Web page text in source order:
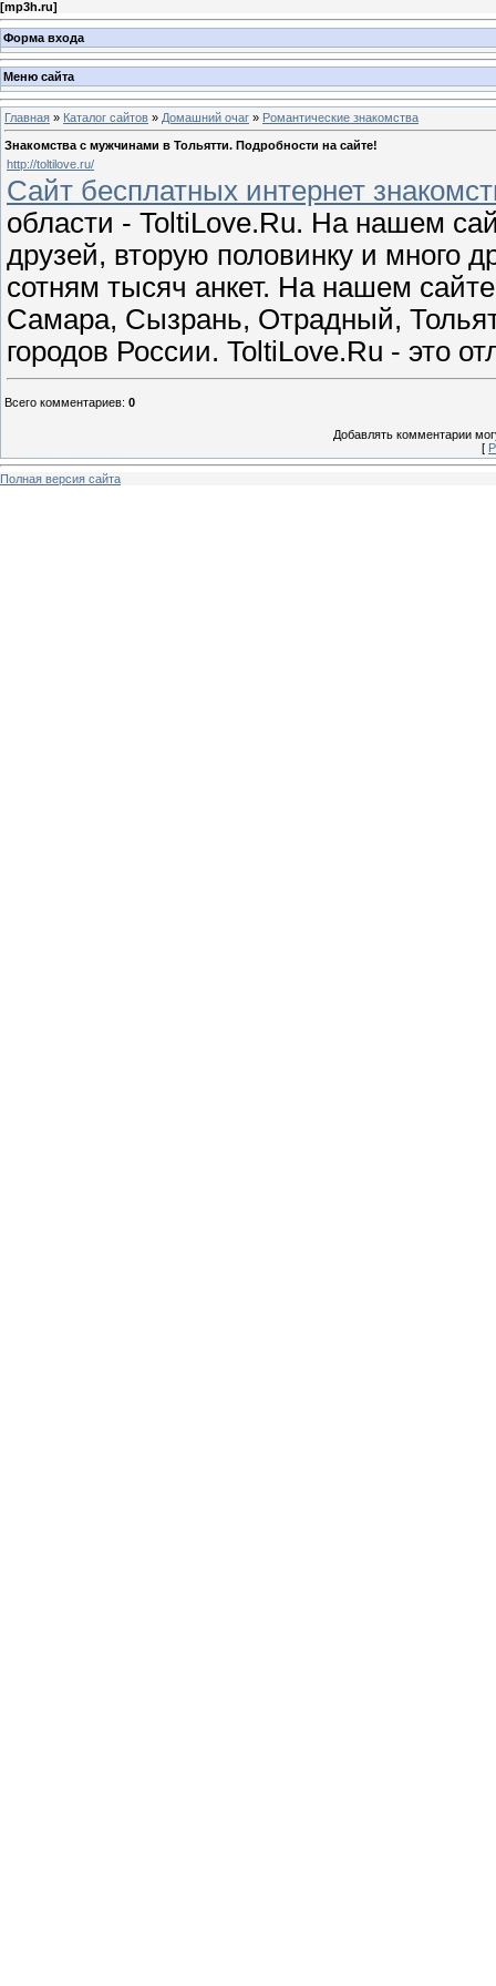
[mp3h.ru]
Форма входа
Меню сайта
Главная » Каталог сайтов » Домашний очаг » Романтические знакомства
Знакомства с мужчинами в Тольятти. Подробности на сайте!
http://toltilove.ru/
Сайт бесплатных интернет
области - ToltiLove.Ru. На нашем
друзей, вторую половинку и много
сотням тысяч анкет. На нашем
Самара, Сызрань, Отрадный,
городов России. ToltiLove.Ru - это
Всего комментариев: 0
Добавлять комментарии
[
Полная версия сайта